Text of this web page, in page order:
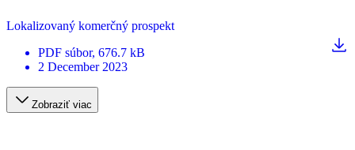
Lokalizovaný komerčný prospekt
PDF súbor, 676.7 kB
2 December 2023
Zobraziť viac